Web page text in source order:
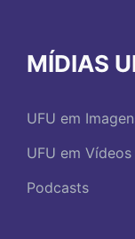
MÍDIAS
UFU em
UFU em Vídeos
Podcasts